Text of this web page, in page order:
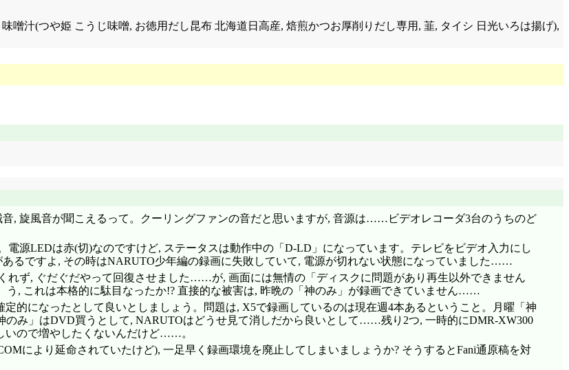
噌汁(つや姫 こうじ味噌, お徳用だし昆布 北海道日高産, 焙煎かつお厚削りだし専用, 韮, タイシ 日光いろは揚げ),
, 旋風音が聞こえるって。クーリングファンの音だと思いますが, 音源は……ビデオレコーダ3台のうちのど
源LEDは赤(切)なのですけど, ステータスは動作中の「D-LD」になっています。テレビをビデオ入力にし
るですよ, その時はNARUTO少年編の録画に失敗していて, 電源が切れない状態になっていました……
れず, ぐだぐだやって回復させました……が, 画面には無情の「ディスクに問題があり再生以外できません
, これは本格的に駄目なったか!? 直接的な被害は, 昨晩の「神のみ」が録画できていません……
的になったとして良いとしましょう。問題は, X5で録画しているのは現在週4本あるということ。月曜「神
のみ」はDVD買うとして, NARUTOはどうせ見て消しだから良いとして……残り2つ, 一時的にDMR-XW300
いので増やしたくないんだけど……。
により延命されていたけど), 一足早く録画環境を廃止してしまいましょうか? そうするとFani通原稿を対